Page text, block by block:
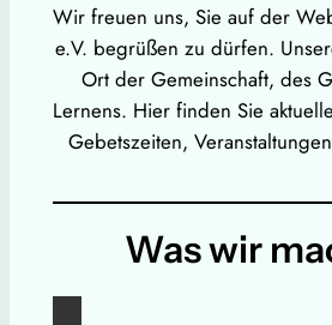
Wir freuen uns, Sie auf der
e.V. begrüßen zu dürfen.
Ort der Gemeinschaft, des
Lernens. Hier finden Sie
Gebetszeiten,
Was wir